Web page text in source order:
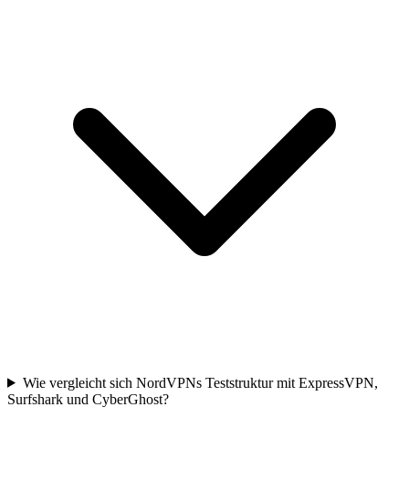
Wie vergleicht sich NordVPNs Teststruktur mit ExpressVPN,
Surfshark und CyberGhost?